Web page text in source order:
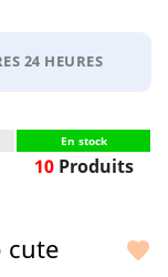
24 HEURES
En stock
10Produits

cute